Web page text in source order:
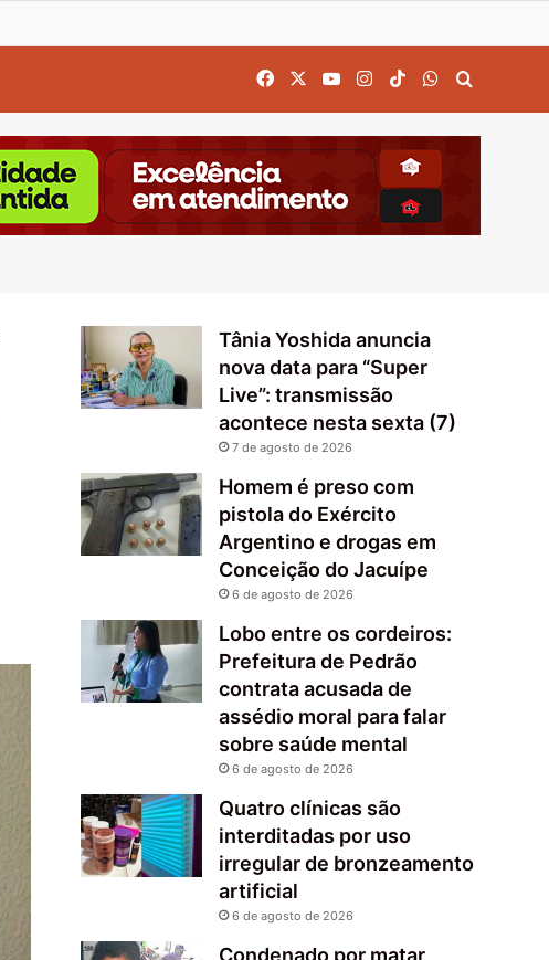
FacebookYouTubeInstagram
TikTokWhatsApp
Tânia Yoshida anuncia
nova data para “Super
Live”: transmissão
acontece nesta sexta (7)
7 de agosto de 2026
Homem é preso com
pistola do Exército
Argentino e drogas em
Conceição do Jacuípe
6 de agosto de 2026
Lobo entre os cordeiros:
Prefeitura de Pedrão
contrata acusada de
assédio moral para falar
sobre saúde mental
6 de agosto de 2026
Quatro clínicas são
interditadas por uso
irregular de bronzeamento
artificial
6 de agosto de 2026
Condenado por matar